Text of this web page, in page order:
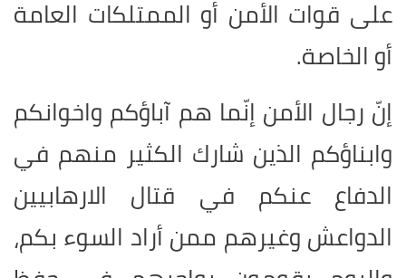
على قوات الأمن أو الممتلكات العامة
أو الخاصة.
إنّ رجال الأمن إنّما هم آباؤكم واخوانكم
وابناؤكم الذين شارك الكثير منهم في
الدفاع عنكم في قتال الارهابيين
الدواعش وغيرهم ممن أراد السوء بكم،